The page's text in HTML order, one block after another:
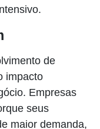
de
impacto
Empresas
seus
maior demanda,